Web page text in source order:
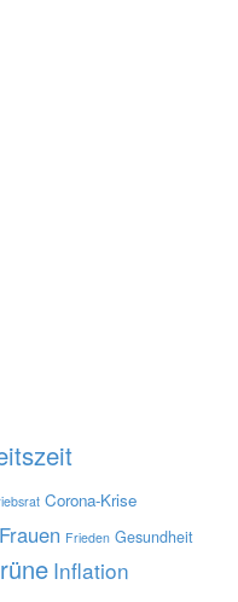
Corona-Krise
Frauen Frieden Gesundheit
Inflation